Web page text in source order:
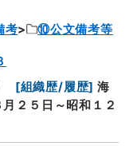
考
⑩公文備考等
[組織歴/履歴] 海
２５日～昭和１２